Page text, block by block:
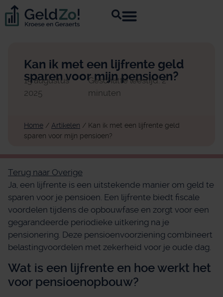
Kan ik met een lijfrente geld
sparen voor mijn pensioen?
15 augustus
2025
Geschatte leestijd: 2
minuten
Home / Artikelen / Kan ik met een lijfrente geld
sparen voor mijn pensioen?
Terug naar Overige
Ja, een lijfrente is een uitstekende manier om geld te
sparen voor je pensioen. Een lijfrente biedt fiscale
voordelen tijdens de opbouwfase en zorgt voor een
gegarandeerde periodieke uitkering na je
pensionering. Deze pensioenvoorziening combineert
belastingvoordelen met zekerheid voor je oude dag.
Wat is een lijfrente en hoe werkt het
voor pensioenopbouw?